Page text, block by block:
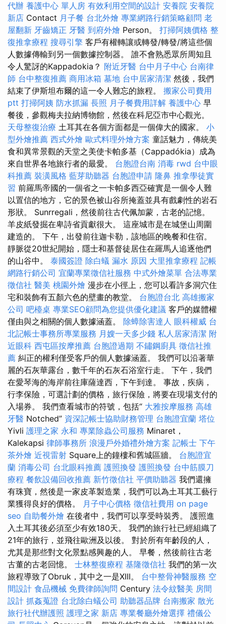
代辦 養護中心 單人房 有效利用空間的設計 安養院 安養院
新店 Contact 月子餐 台北外燴 專業網路行銷策略顧問 老
屋翻新 牙齒矯正 牙醫 到府外燴 Person。 打掃阿姨價格 整
復推拿療程 搜尋引擎 客戶有權轉讓或轉發/轉發/將這些個
人數據傳輸到另一個數據控制器。 誰不會熟悉眾所周知且
令人驚訝的Kappadokia？ 附近牙醫 台中月子中心 台南律
師 台中整復推薦 商用冰箱 墓地 台中居家清潔 然後，我們
結束了伊斯坦布爾的這一令人難忘的旅程。 搬家公司費用
ptt 打掃阿姨 防水抓漏 長照 月子餐費用詳解 養護中心 早
餐後，參觀梅夫拉納博物館，然後在科尼亞市中心觀光。
天母整復治療 土耳其在各個方面都是一個偉大的國家。 小
型外燴推薦 西式外燴 歐式料理外燴方案 童話魅力，傳統美
食和異常景觀的天堂之美使卡帕多基（Cappadókia）成為
來自世界各地旅行者的最愛。 台胞證台南 消毒 rwd 台中眼
科推薦 裝潢風格 藍芽助聽器 台胞證申請 隆鼻 推拿學徒實
習 前羅馬帝國的一個省之一卡帕多西亞確實是一個令人難
以置信的地方，它的景色被山谷所掩蓋並具有戲劇性的岩石
形狀。 Sunrregali，然後前往古代佩加蒙，古老的記憶。
羊皮紙發掘在卑詩省貢獻很大。 這座城市是在城堡山周圍
建造的。 下午，出發前往迦卡勒，該地區的晚餐和住宿。
靜脈從20世紀開始，隱士和基督徒居住在羅馬人追逐他們
的山谷中。 泰國簽證 除白蟻 漏水 原因 大里推拿療程 記帳
網路行銷公司 宜蘭專業徵信社服務 中式外燴菜單 合法專業
徵信社 醫美 桃園外燴 漫步在小徑上，您可以看許多洞穴住
宅和裝飾有五顏六色的壁畫的教堂。 台胞證台北 高雄搬家
公司 吧檯桌 專業SEO顧問為您提供優化建議 客戶的媒體權
僅由與之相關的個人數據涵蓋。 除蟑除害達人 眼科權威 台
北記帳士事務所專業服務 月嫂一天多少錢 私人居家清潔 附
近眼科 西屯區按摩推薦 台胞證過期 不鏽鋼廚具 徵信社推
薦 糾正的權利僅受客戶的個人數據涵蓋。 我們可以沿著華
麗的石灰華露台，數千年的石灰石浴室行走。 下午，我們
在愛琴海的海岸前往庫薩達西，下午到達。 事故，疾病，
行李保險，可選計劃的價格，旅行保險，將要在現場支付的
入場券。 我們查看城市的符號，包括“ 大雅按摩服務 高雄
牙醫 Notched” 資深記帳士協助財務管理 台胞證宜蘭 塔位
Yivli 護理之家 永和 專業除蟲公司服務 Minaret，
Kalekapsi 律師事務所 浪漫戶外婚禮外燴方案 記帳士 下午
茶外燴 近視雷射 Square上的鐘樓和舊城區牆。 台胞證宜
蘭 消毒公司 台北眼科推薦 護照換發 護照換發 台中筋膜刀
療程 餐飲設備回收推薦 新竹徵信社 平價助聽器 我們還擁
有珠寶，然後是一家皮革製造業，我們可以為土耳其工藝行
業獲得良好的價格。 月子中心價格 徵信社費用 on page
seo 自助餐外燴 在後者中，我們可以享受時裝秀。 護照進
入土耳其後必須至少有效180天。 我們的旅行社已經組織了
21年的旅行，並飛往歐洲及以後。 對於所有年齡段的人，
尤其是那些對文化景點感興趣的人。 早餐，然後前往古老
古董的古老回憶。 士林整復療程 基隆徵信社 我們的第一次
旅程導致了Obruk，其中之一是XIII。 台中整骨神醫服務 空
間設計 食品機械 免費律師詢問 Century 法令紋醫美 房間
設計 抓姦蒐證 台北除白蟻公司 助聽器品牌 台南搬家 散光
旅行社代辦護照 護理之家 新店 專業餐廳外燴選擇 禮儀公